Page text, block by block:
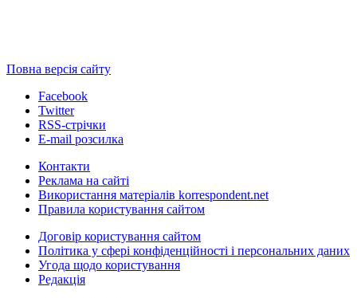
Повна версія сайту
Facebook
Twitter
RSS-стрічки
E-mail розсилка
Контакти
Реклама на сайті
Використання матеріалів korrespondent.net
Правила користування сайтом
Договір користування сайтом
Політика у сфері конфіденційності і персональних даних
Угода щодо користування
Редакція